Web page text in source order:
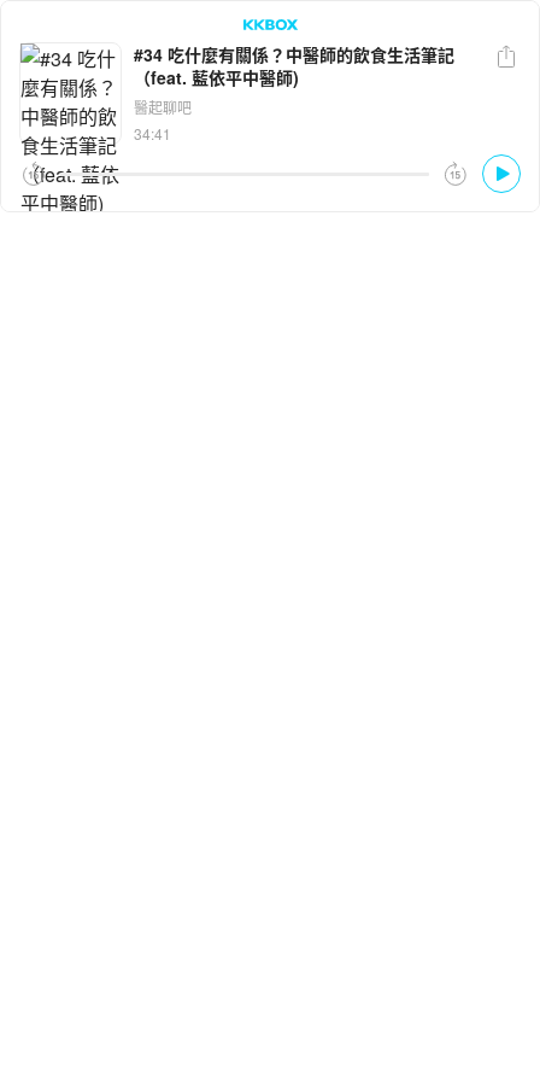
#34 吃什麼有關係？中醫師的飲食生活筆記
（feat. 藍依平中醫師)
醫起聊吧
34:41
LINE